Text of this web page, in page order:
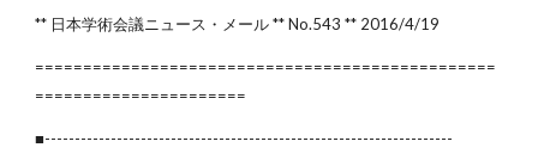
================================================
======================
■--------------------------------------------------------------------